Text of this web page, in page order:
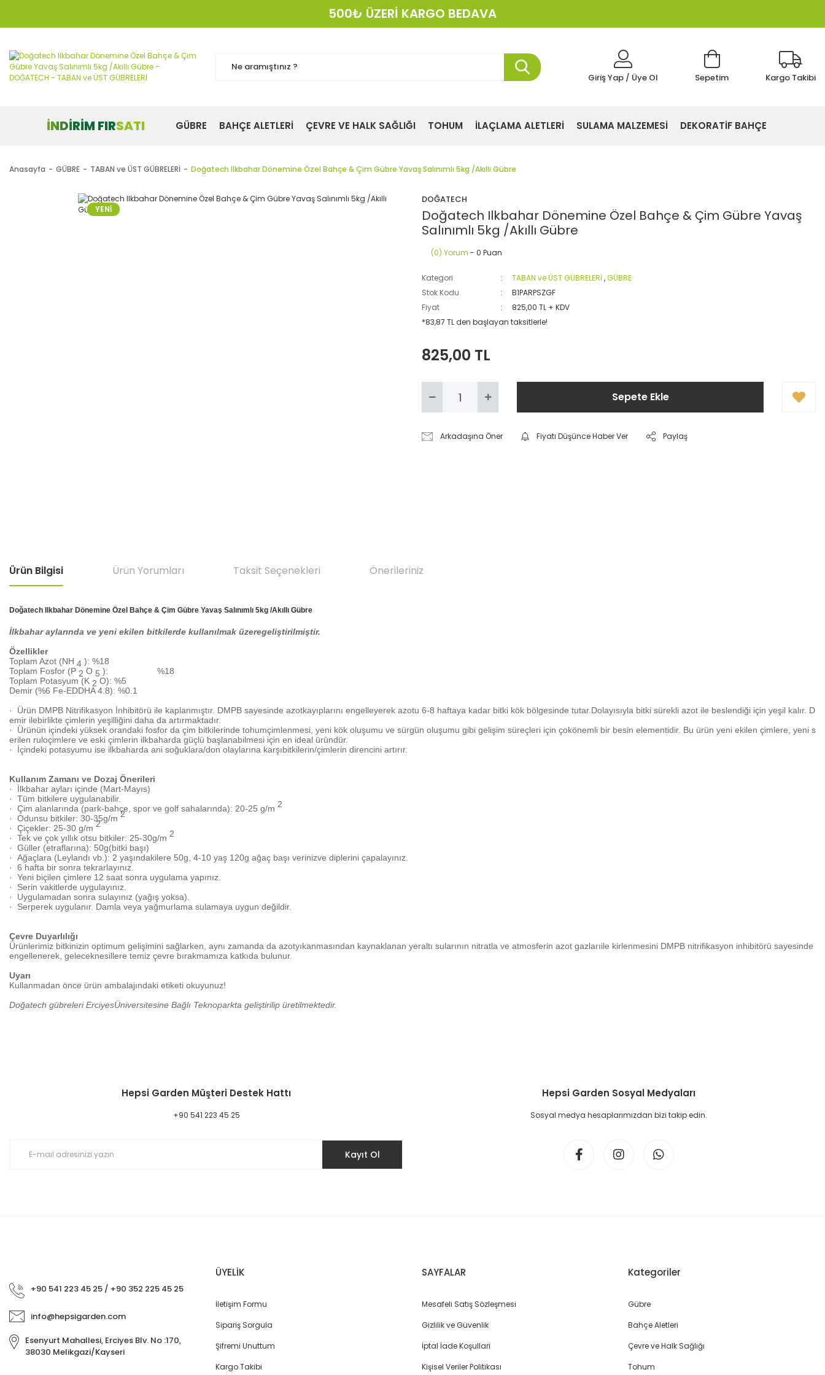
500₺ ÜZERİ KARGO BEDAVA
Giriş Yap / Üye Ol Sepetim Kargo Takibi
İNDİRİM FIRSATI GÜBRE BAHÇE ALETLERİ ÇEVRE VE HALK SAĞLIĞI TOHUM İLAÇLAMA ALETLERİ SULAMA MALZEMESİ DEKORATİF BAHÇE
Anasayfa GÜBRE TABAN ve ÜST GÜBRELERİ Doğatech Ilkbahar Dönemine Özel Bahçe & Çim Gübre Yavaş Salınımlı 5kg /Akıllı Gübre
YENİ
DOĞATECH
Doğatech Ilkbahar Dönemine Özel Bahçe & Çim Gübre Yavaş
Salınımlı 5kg /Akıllı Gübre
(0) Yorum - 0 Puan
Kategori TABAN ve ÜST GÜBRELERİ ,GÜBRE
Stok Kodu
B1PARPSZGF
Fiyat
825,00 TL + KDV
*83,87 TL den başlayan taksitlerle!
825,00 TL
Sepete Ekle
Arkadaşına Öner Fiyatı Düşünce Haber Ver Paylaş
Ürün Bilgisi Ürün Yorumları Taksit Seçenekleri Önerileriniz
Doğatech Ilkbahar Dönemine Özel Bahçe & Çim Gübre Yavaş Salınımlı 5kg /Akıllı Gübre
İlkbahar aylarında ve yeni ekilen bitkilerde kullanılmak üzeregeliştirilmiştir.
Özellikler
Toplam Azot (NH 4 ): %18
Toplam Fosfor (P 2 O 5 ):
%18
Toplam Potasyum (K 2 O): %5
Demir (%6 Fe-EDDHA 4.8): %0.1
·
Ürün DMPB Nitrifikasyon İnhibitörü ile kaplanmıştır. DMPB sayesinde azotkayıplarını engelleyerek azotu 6-8 haftaya kadar bitki kök bölgesinde tutar.Dolayısıyla bitki sürekli azot ile beslendiği için yeşil kalır. D
emir ilebirlikte çimlerin yeşilliğini daha da artırmaktadır.
·
Ürünün içindeki yüksek orandaki fosfor da çim bitkilerinde tohumçimlenmesi, yeni kök oluşumu ve sürgün oluşumu gibi gelişim süreçleri için çokönemli bir besin elementidir. Bu ürün yeni ekilen çimlere, yeni s
erilen ruloçimlere ve eski çimlerin ilkbaharda güçlü başlanabilmesi için en ideal üründür.
·
İçindeki potasyumu ise ilkbaharda ani soğuklara/don olaylarına karşıbitkilerin/çimlerin direncini artırır.
Kullanım Zamanı ve Dozaj Önerileri
·
İlkbahar ayları içinde (Mart-Mayıs)
·
Tüm bitkilere uygulanabilir.
·
Çim alanlarında (park-bahçe, spor ve golf sahalarında): 20-25 g/m 2
·
Odunsu bitkiler: 30-35g/m 2
·
Çiçekler: 25-30 g/m 2
·
Tek ve çok yıllık otsu bitkiler: 25-30g/m 2
·
Güller (etraflarına): 50g(bitki başı)
·
Ağaçlara (Leylandı vb.): 2 yaşındakilere 50g, 4-10 yaş 120g ağaç başı verinizve diplerini çapalayınız.
·
6 hafta bir sonra tekrarlayınız.
·
Yeni biçilen çimlere 12 saat sonra uygulama yapınız.
·
Serin vakitlerde uygulayınız.
·
Uygulamadan sonra sulayınız (yağış yoksa).
·
Serperek uygulanır. Damla veya yağmurlama sulamaya uygun değildir.
Çevre Duyarlılığı
Ürünlerimiz bitkinizin optimum gelişimini sağlarken, aynı zamanda da azotyıkanmasından kaynaklanan yeraltı sularının nitratla ve atmosferin azot gazlarıile kirlenmesini DMPB nitrifikasyon inhibitörü sayesinde
engellenerek, geleceknesillere temiz çevre bırakmamıza katkıda bulunur.
Uyarı
Kullanmadan önce ürün ambalajındaki etiketi okuyunuz!
Doğatech gübreleri ErciyesÜniversitesine Bağlı Teknoparkta geliştirilip üretilmektedir.
Ürün resmi kalitesiz, bozuk veya görüntülenemiyor.
Ürün açıklamasında eksik bilgiler bulunuyor.
Hepsi Garden Müşteri Destek Hattı
+90 541 223 45 25
Kayıt Ol
Hepsi Garden Sosyal Medyaları
Sosyal medya hesaplarımızdan bizi takip edin.
+90 541 223 45 25 / +90 352 225 45 25
info@hepsigarden.com
Esenyurt Mahallesi, Erciyes Blv. No :170,
38030 Melikgazi/Kayseri
ÜYELİK
İletişim Formu
Sipariş Sorgula
Şifremi Unuttum
Kargo Takibi
SAYFALAR
Mesafeli Satış Sözleşmesi
Gizlilik ve Güvenlik
İptal İade Koşullari
Kişisel Veriler Politikası
Kategoriler
Gübre
Bahçe Aletleri
Çevre ve Halk Sağlığı
Tohum